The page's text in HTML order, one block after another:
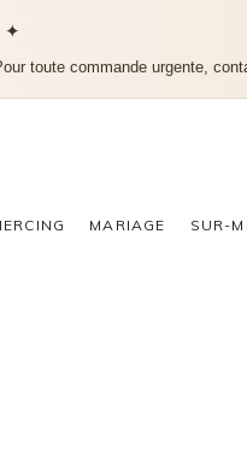
✦
toute commande urgente,
MARIAGE SUR-